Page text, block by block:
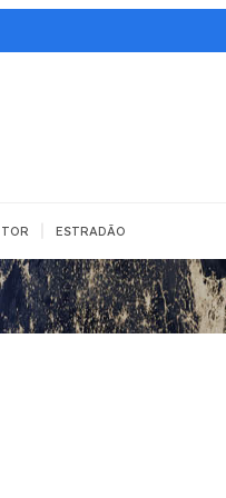
QUÊ? PCD
Todos
ESTRADÃO